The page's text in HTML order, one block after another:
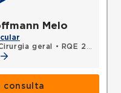
Melo
geral •
RQE 25585 - Cirurgia vascular
consulta